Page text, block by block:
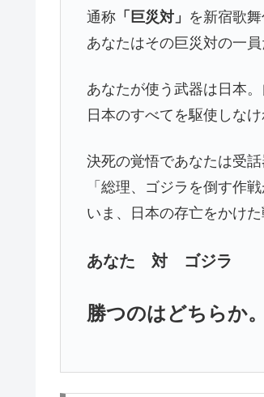
通称 「巨災対」 を新宿歌舞
あなたはその巨災対の一員
あなたが使う武器は日本
日本のすべてを駆使しな
決死の覚悟であなたは受話
「総理、ゴジラを倒す作戦
いま、日本の存亡をかけた
あなた 対 ゴジラ
勝つのはどちらか。